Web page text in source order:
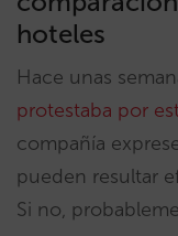
hoteles
Hace unas
protestaba por
compañía
pueden resultar
Si no,